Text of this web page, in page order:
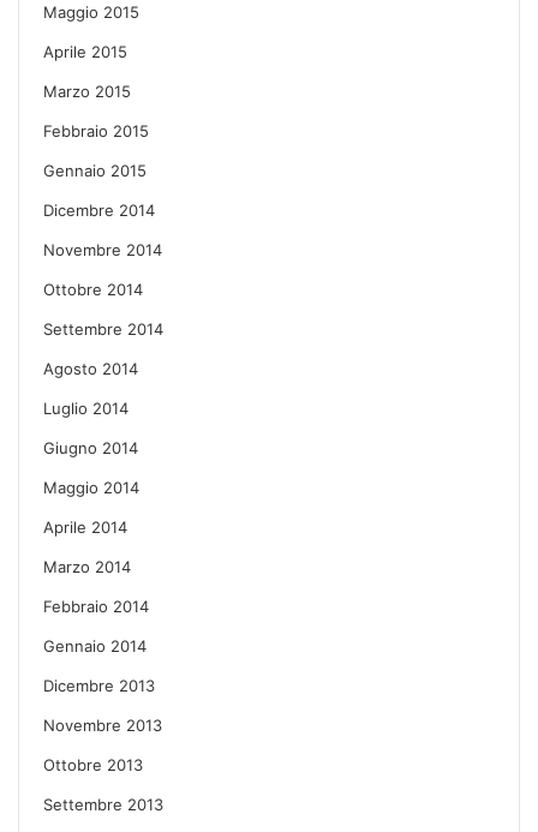
Maggio 2015
Aprile 2015
Marzo 2015
Febbraio 2015
Gennaio 2015
Dicembre 2014
Novembre 2014
Ottobre 2014
Settembre 2014
Agosto 2014
Luglio 2014
Giugno 2014
Maggio 2014
Aprile 2014
Marzo 2014
Febbraio 2014
Gennaio 2014
Dicembre 2013
Novembre 2013
Ottobre 2013
Settembre 2013